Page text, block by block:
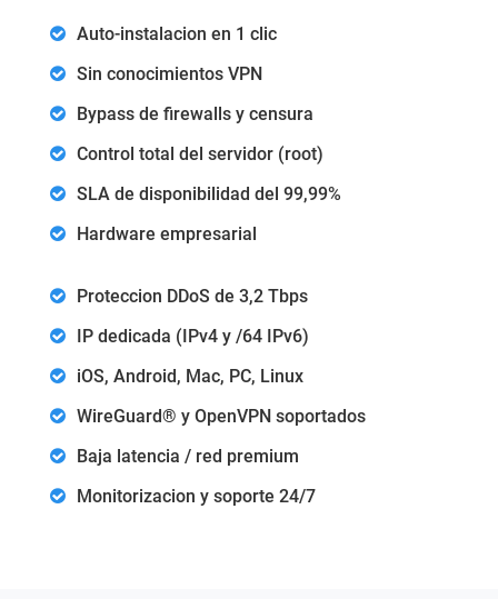
Auto-instalacion en 1 clic
Sin conocimientos VPN
Bypass de firewalls y censura
Control total del servidor (root)
SLA de disponibilidad del 99,99%
Hardware empresarial
Proteccion DDoS de 3,2 Tbps
IP dedicada (IPv4 y /64 IPv6)
iOS, Android, Mac, PC, Linux
WireGuard® y OpenVPN soportados
Baja latencia / red premium
Monitorizacion y soporte 24/7